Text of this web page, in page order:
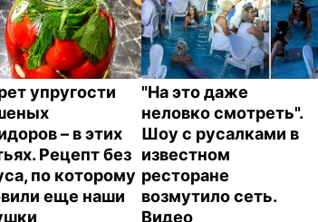
упругости
– в этих
Рецепт без
по которому
еще наши
"На это даже
неловко смотреть".
Шоу с русалками в
известном
ресторане
возмутило сеть.
Видео